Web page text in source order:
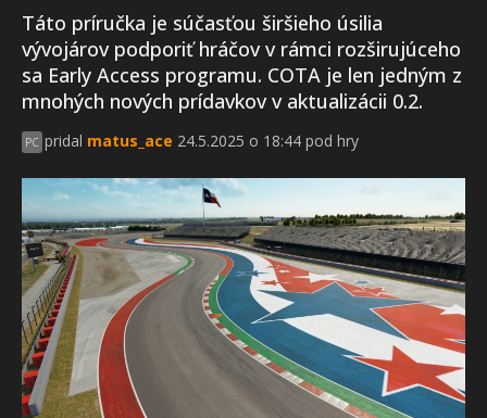
Táto príručka je súčasťou širšieho úsilia
vývojárov podporiť hráčov v rámci rozširujúceho
sa Early Access programu. COTA je len jedným z
mnohých nových prídavkov v aktualizácii 0.2.
PC pridal matus_ace 24.5.2025 o 18:44 pod hry